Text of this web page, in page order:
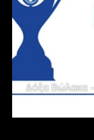
Δόξα Βώλακα